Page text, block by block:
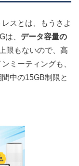
スとは、もうさよ
は、 データ容量の
限もないので、高
ミーティングも、
中の15GB制限と